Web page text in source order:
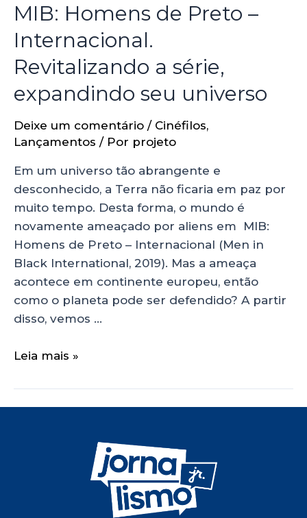
MIB: Homens de Preto –
Internacional.
Revitalizando a série,
expandindo seu universo
Deixe um comentário / Cinéfilos,
Lançamentos / Por projeto
Em um universo tão abrangente e
desconhecido, a Terra não ficaria em paz por
muito tempo. Desta forma, o mundo é
novamente ameaçado por aliens em MIB:
Homens de Preto – Internacional (Men in
Black International, 2019). Mas a ameaça
acontece em continente europeu, então
como o planeta pode ser defendido? A partir
disso, vemos …
Leia mais »